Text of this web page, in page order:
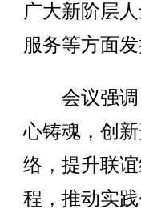
广大新阶层
服务等方面发
会议强调
心铸魂，创
络，提升联
程，推动实